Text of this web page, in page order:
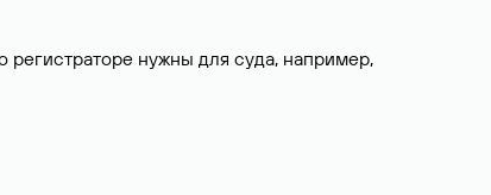
нужны для суда, например,